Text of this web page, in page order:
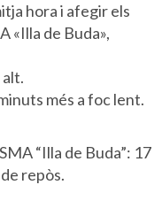
hora i afegir els
«Illa de Buda»,
més a foc lent.
“Illa de Buda”: 17
repòs.